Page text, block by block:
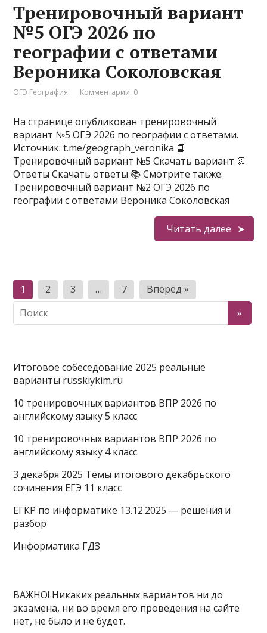
Тренировочный вариант
№5 ОГЭ 2026 по
географии с ответами
Вероника Соколовская
ОГЭ География Комментарии: 0
На странице опубликован тренировочный
вариант №5 ОГЭ 2026 по географии с ответами.
Источник: t.me/geograph_veronika 📘
Тренировочный вариант №5 Скачать вариант 📗
Ответы Скачать ответы 📚 Смотрите также:
Тренировочный вариант №2 ОГЭ 2026 по
географии с ответами Вероника Соколовская
Читать далее
Пагинация
записей
1 2 3 … 7 Вперед »
Итоговое собеседование 2025 реальные
варианты russkiykim.ru
10 тренировочных вариантов ВПР 2026 по
английскому языку 5 класс
10 тренировочных вариантов ВПР 2026 по
английскому языку 4 класс
3 декабря 2025 Темы итогового декабрьского
сочинения ЕГЭ 11 класс
ЕГКР по информатике 13.12.2025 — решения и
разбор
Информатика ГДЗ
ВАЖНО! Никаких реальных вариантов ни до
экзамена, ни во время его проведения на сайте
нет, не было и не будет.